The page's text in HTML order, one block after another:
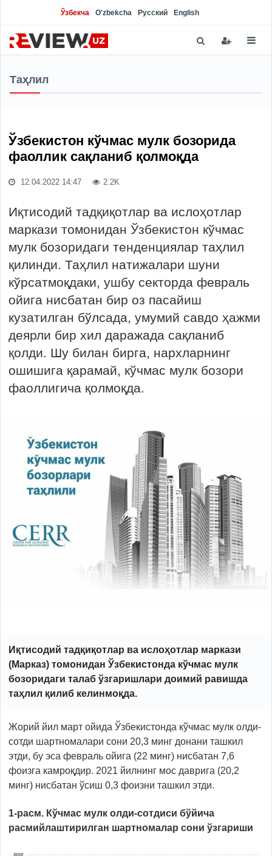
Ўзбекча O'zbekcha Русский English
Таҳлил
Ўзбекистон кўчмас мулк бозорида
фаоллик сақланиб қолмоқда
12.04.2022 14:47 2.2K
Иқтисодий тадқиқотлар ва ислоҳотлар
маркази томонидан Ўзбекистон кўчмас
мулк бозоридаги тенденциялар таҳлил
қилинди. Таҳлил натижалари шуни
кўрсатмоқдаки, ушбу секторда февраль
ойига нисбатан бир оз пасайиш
кузатилган бўлсада, умумий савдо ҳажми
деярли бир хил даражада сақланиб
қолди. Шу билан бирга, нархларнинг
ошишига қарамай, кўчмас мулк бозори
фаоллигича қолмоқда.
Иқтисодий тадқиқотлар ва ислоҳотлар маркази
(Марказ) томонидан Ўзбекистонда кўчмас мулк
бозоридаги талаб ўзгаришлари доимий равишда
таҳлил қилиб келинмоқда.
Жорий йил март ойида Ўзбекистонда кўчмас мулк олди-
сотди шартномалари сони 20,3 минг донани ташкил
этди, бу эса февраль ойига (22 минг) нисбатан 7,6
фоизга камроқдир. 2021 йилнинг мос даврига (20,2
минг) нисбатан ўсиш 0,3 фоизни ташкил этди.
1-расм. Кўчмас мулк олди-сотдиси бўйича
расмийлаштирилган шартномалар сони ўзгариши